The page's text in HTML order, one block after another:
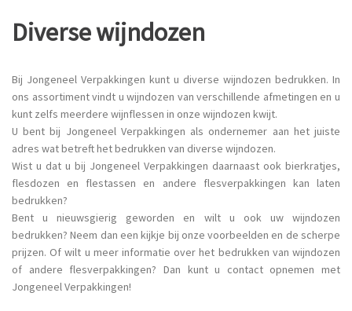
Diverse wijndozen
Bij Jongeneel Verpakkingen kunt u diverse wijndozen bedrukken. In
ons assortiment vindt u wijndozen van verschillende afmetingen en u
kunt zelfs meerdere wijnflessen in onze wijndozen kwijt.
U bent bij Jongeneel Verpakkingen als ondernemer aan het juiste
adres wat betreft het bedrukken van diverse wijndozen.
Wist u dat u bij Jongeneel Verpakkingen daarnaast ook bierkratjes,
flesdozen en flestassen en andere flesverpakkingen kan laten
bedrukken?
Bent u nieuwsgierig geworden en wilt u ook uw wijndozen
bedrukken? Neem dan een kijkje bij onze voorbeelden en de scherpe
prijzen. Of wilt u meer informatie over het bedrukken van wijndozen
of andere flesverpakkingen? Dan kunt u contact opnemen met
Jongeneel Verpakkingen!